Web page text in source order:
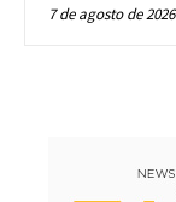
7 de agosto de 2026